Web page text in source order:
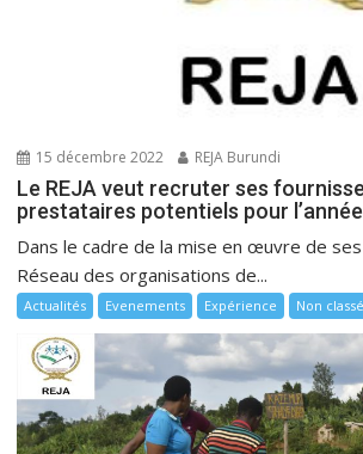
15 décembre 2022 REJA Burundi
Le REJA veut recruter ses
prestataires potentiels pour
Dans le cadre de la mise en œuvre de
Réseau des organisations de...
Actualités Evenements Expérience Non classé